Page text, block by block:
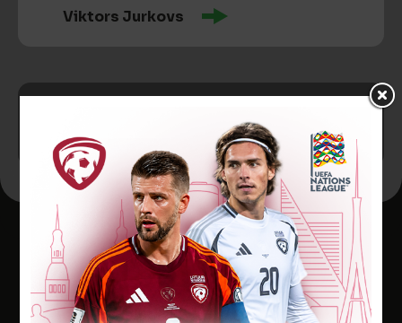
Viktors Jurkovs
SPĒLE BEIGUSIES!
Jaunākās ziņas